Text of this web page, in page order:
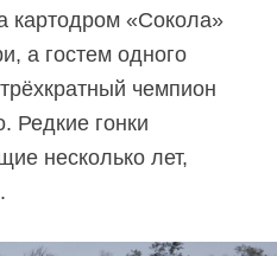
картодром «Сокола»
а гостем одного
чемпион
Редкие гонки
несколько лет,